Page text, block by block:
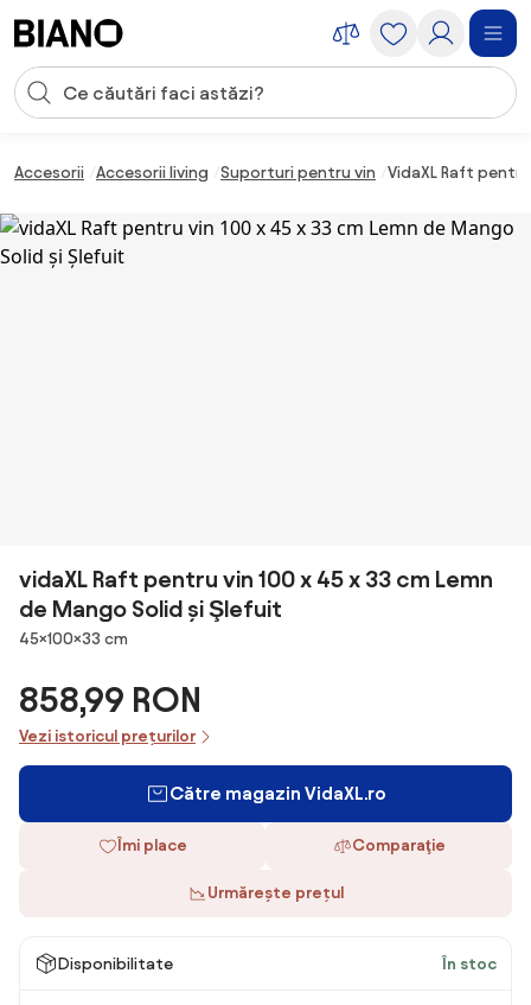
Introducerea căutării
Accesorii Accesorii living Suporturi pentru vin VidaXL Raft
vidaXL Raft pentru vin 100 x 45 x 33 cm Lemn
de Mango Solid și Şlefuit
Dimensiuni
45×100×33 cm
858,99 RON
Vezi istoricul prețurilor
Către magazin VidaXL.ro
Îmi place Comparaţie
Urmărește prețul
Disponibilitate În stoc